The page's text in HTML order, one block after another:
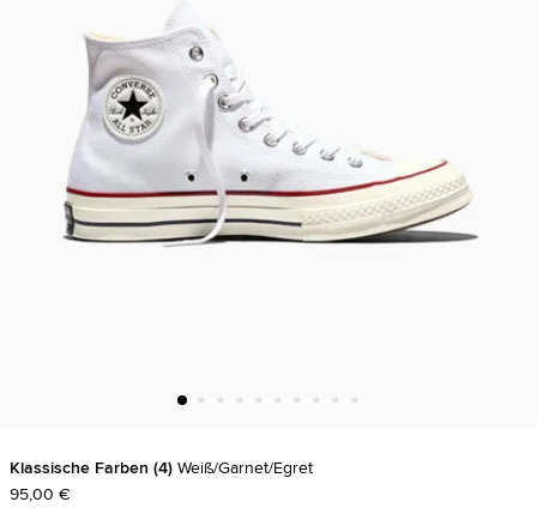
Klassische Farben 4 Weiß/Garnet/Egret
95,00 €